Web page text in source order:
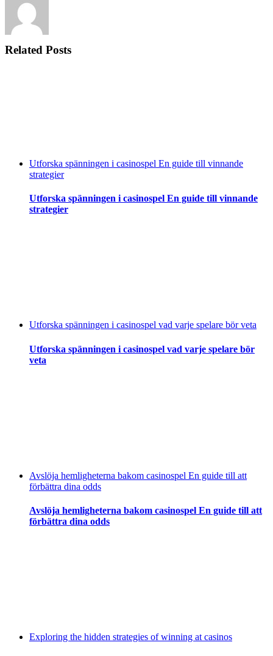
Related Posts
Utforska spänningen i casinospel En guide till vinnande
strategier
Utforska spänningen i casinospel En guide till vinnande
strategier
Utforska spänningen i casinospel vad varje spelare bör veta
Utforska spänningen i casinospel vad varje spelare bör
veta
Avslöja hemligheterna bakom casinospel En guide till att
förbättra dina odds
Avslöja hemligheterna bakom casinospel En guide till att
förbättra dina odds
Exploring the hidden strategies of winning at casinos